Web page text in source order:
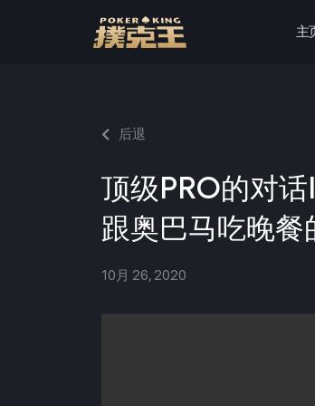
主
后退
顶级PRO的对话
跟奥巴马吃晚餐
10月 26, 2020